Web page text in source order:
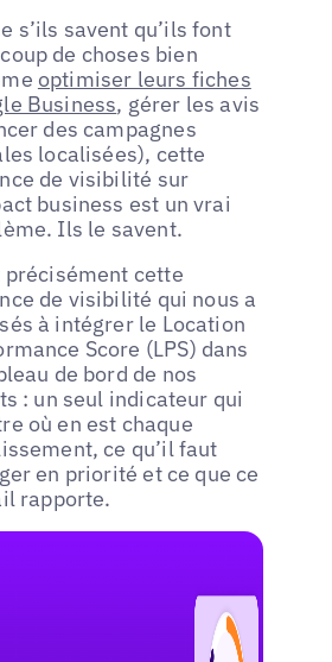
s’ils savent qu’ils font
de choses bien
optimiser leurs fiches
Business, gérer les avis
des campagnes
localisées), cette
de visibilité sur
business est un vrai
Ils le savent.
précisément cette
de visibilité qui nous a
à intégrer le Location
Score (LPS) dans
de bord de nos
: un seul indicateur qui
où en est chaque
ce qu’il faut
en priorité et ce que ce
rapporte.